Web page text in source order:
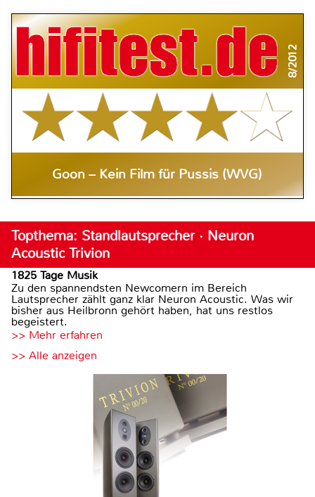
8/2012
Goon – Kein Film für Pussis (WVG)
Topthema: Standlautsprecher · Neuron
Acoustic Trivion
1825 Tage Musik
Zu den spannendsten Newcomern im Bereich
Lautsprecher zählt ganz klar Neuron Acoustic. Was wir
bisher aus Heilbronn gehört haben, hat uns restlos
begeistert.
>> Mehr erfahren
>> Alle anzeigen